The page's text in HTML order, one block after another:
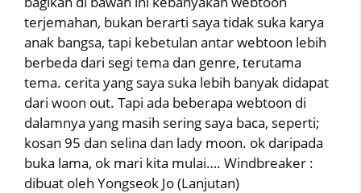
terjemahan, bukan berarti saya tidak suka karya
anak bangsa, tapi kebetulan antar webtoon lebih
berbeda dari segi tema dan genre, terutama
tema. cerita yang saya suka lebih banyak didapat
dari woon out. Tapi ada beberapa webtoon di
dalamnya yang masih sering saya baca, seperti;
kosan 95 dan selina dan lady moon. ok daripada
buka lama, ok mari kita mulai…. Windbreaker :
dibuat oleh Yongseok Jo (Lanjutan)